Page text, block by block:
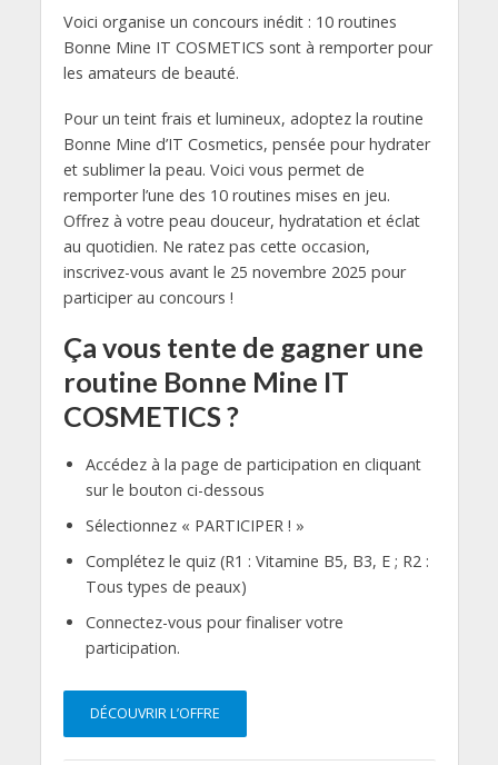
Voici organise un concours inédit : 10 routines
Bonne Mine IT COSMETICS sont à remporter pour
les amateurs de beauté.
Pour un teint frais et lumineux, adoptez la routine
Bonne Mine d’IT Cosmetics, pensée pour hydrater
et sublimer la peau. Voici vous permet de
remporter l’une des 10 routines mises en jeu.
Offrez à votre peau douceur, hydratation et éclat
au quotidien. Ne ratez pas cette occasion,
inscrivez-vous avant le 25 novembre 2025 pour
participer au concours !
Ça vous tente de gagner une
routine Bonne Mine IT
COSMETICS ?
Accédez à la page de participation en cliquant
sur le bouton ci-dessous
Sélectionnez « PARTICIPER ! »
Complétez le quiz (R1 : Vitamine B5, B3, E ; R2 :
Tous types de peaux)
Connectez-vous pour finaliser votre
participation.
DÉCOUVRIR L’OFFRE